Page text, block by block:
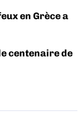
en Grèce a
centenaire de